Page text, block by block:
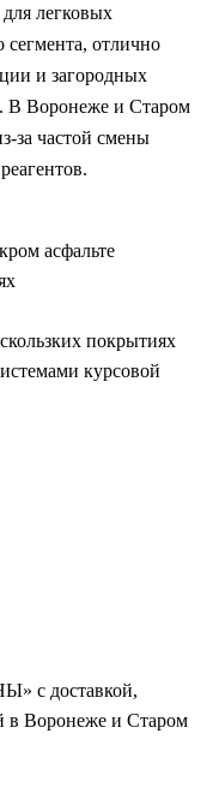
легковых
сегмента, отлично
и загородных
В Воронеже и Старом
за частой смены
асфальте
покрытиях
курсовой
с доставкой,
в Воронеже и Старом